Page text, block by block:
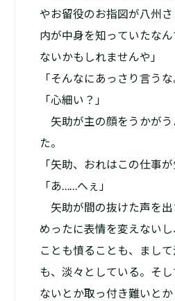
やお留役のお指図が八州
内が中身を知っていたな
ないかもしれませんや」
「そんなにあっさり言うな
「心細い？」
矢助が主の顔をうかがう
た。
「矢助、おれはこの仕事
「あ……へぇ」
矢助が間の抜けた声を出
めったに表情を変えない
ことも憤ることも、まし
も、淡々としている。そ
ないとか取っ付き難いとか